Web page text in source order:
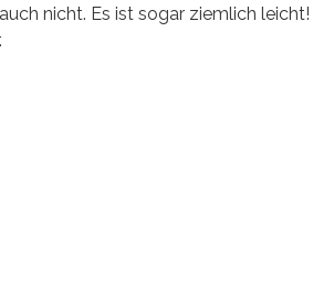
nicht. Es ist sogar ziemlich leicht!